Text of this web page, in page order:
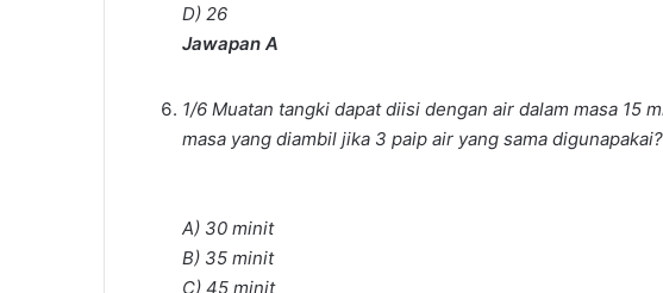
D) 26
Jawapan A
1/6 Muatan tangki dapat diisi dengan air dalam masa 15
masa yang diambil jika 3 paip air yang sama digunapakai?
A) 30 minit
B) 35 minit
C) 45 minit